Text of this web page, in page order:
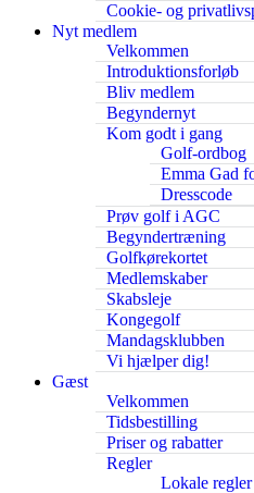
Cookie- og
Nyt medlem
Velkommen
Introduktionsforløb
Bliv medlem
Begyndernyt
Kom godt i gang
Golf-ordbog
Emma Gad
Dresscode
Prøv golf i AGC
Begyndertræning
Golfkørekortet
Medlemskaber
Skabsleje
Kongegolf
Mandagsklubben
Vi hjælper dig!
Gæst
Velkommen
Tidsbestilling
Priser og rabatter
Regler
Lokale regler